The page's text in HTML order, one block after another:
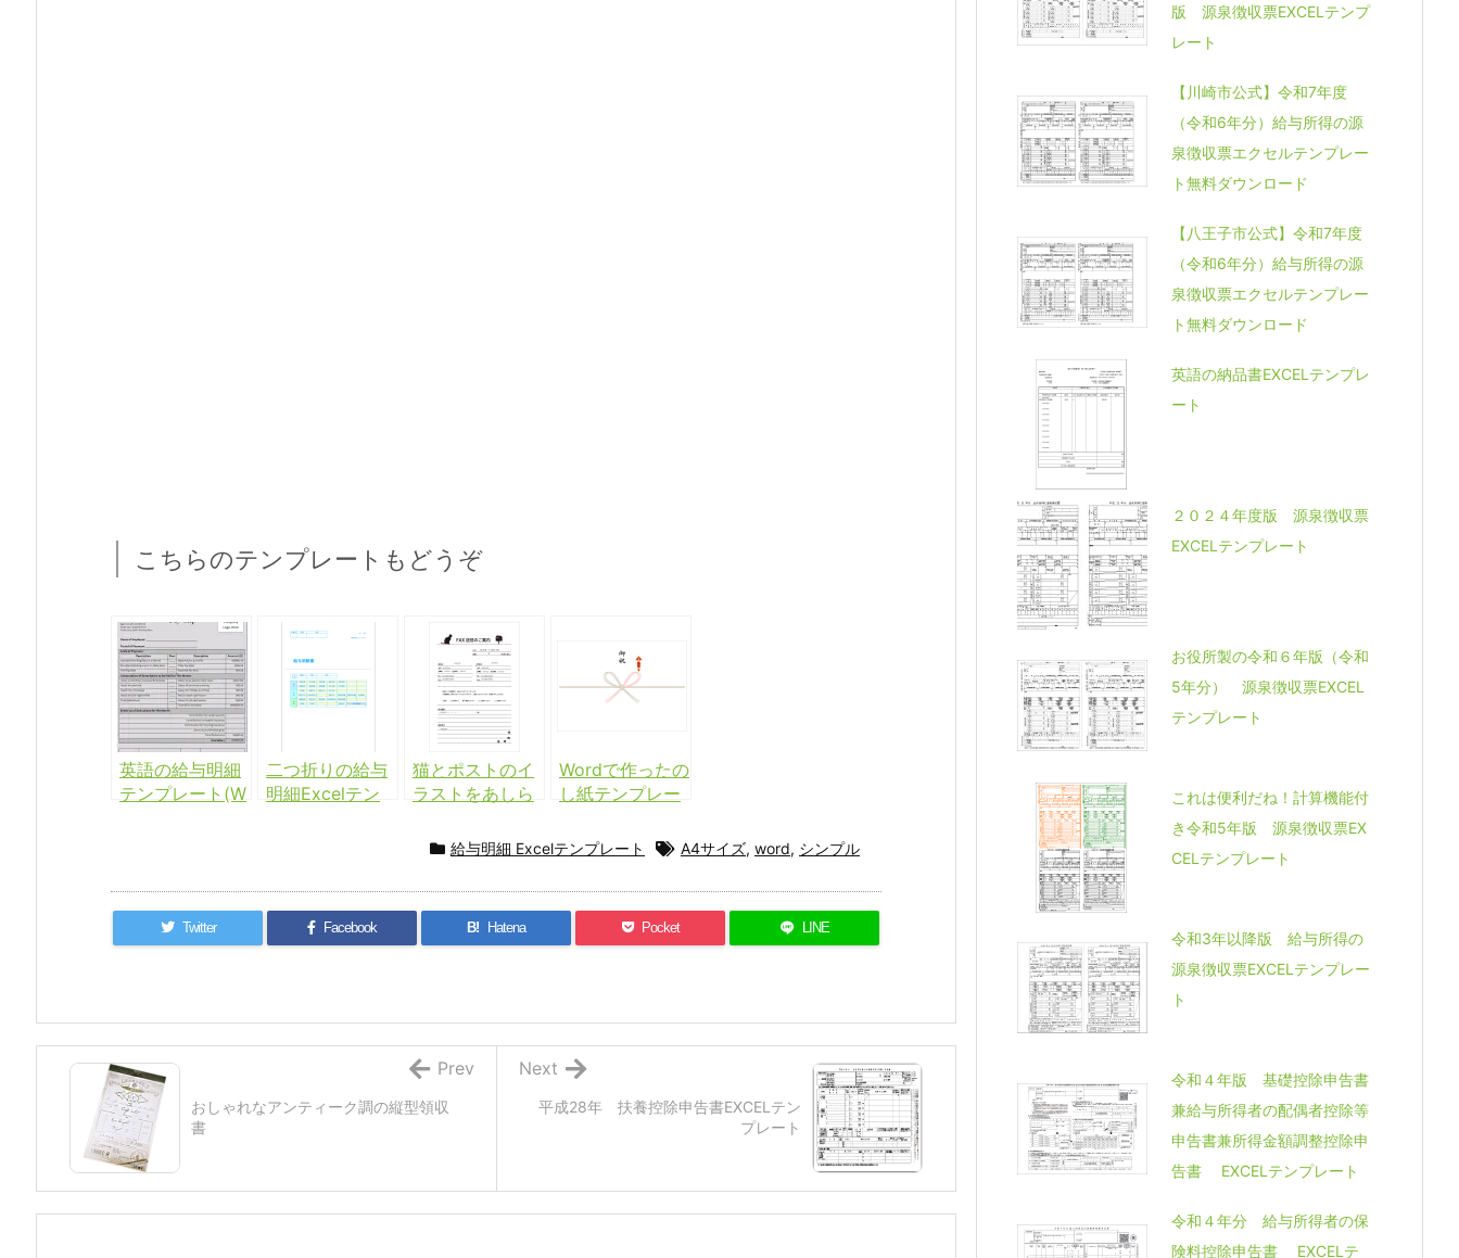
こちらのテンプレートもどうぞ
英語の給与明細
テンプレート(W
二つ折りの給与
明細Excelテン
猫とポストのイ
ラストをあしら
Wordテンプレー
Wordで作ったの
し紙テンプレー
給与明細 Excelテンプレート A4サイズ, word, シンプル
Twitter Facebook B! Hatena Pocket LINE
平成28年 扶養控除申告書EXCELテン
プレート
Next
おしゃれなアンティーク調の縦型領収
書
Prev
版 源泉徴収票EXCELテンプ
レート
【川崎市公式】令和7年度
（令和6年分）給与所得の源
泉徴収票エクセルテンプレー
ト無料ダウンロード
【八王子市公式】令和7年度
（令和6年分）給与所得の源
泉徴収票エクセルテンプレー
ト無料ダウンロード
英語の納品書EXCELテンプレ
ート
２０２４年度版 源泉徴収票
EXCELテンプレート
お役所製の令和６年版（令和
5年分） 源泉徴収票EXCEL
テンプレート
これは便利だね！計算機能付
き令和5年版 源泉徴収票EX
CELテンプレート
令和3年以降版 給与所得の
源泉徴収票EXCELテンプレー
ト
令和４年版 基礎控除申告書
兼給与所得者の配偶者控除等
申告書兼所得金額調整控除申
告書 EXCELテンプレート
令和４年分 給与所得者の保
険料控除申告書 EXCELテ